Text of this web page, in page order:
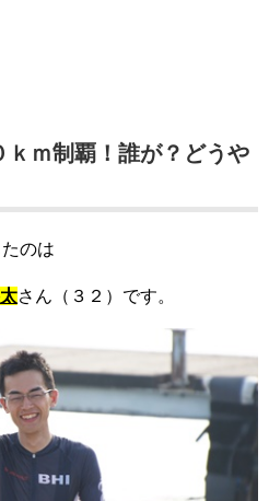
ｋｍ制覇！誰が？どうや
のは
さん（３２）です。